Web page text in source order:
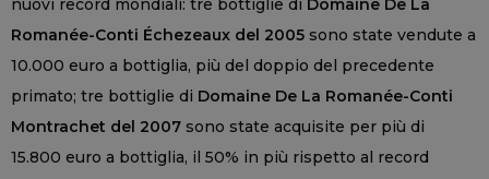
nuovi record mondiali: tre bottiglie di Domaine De La
Romanée-Conti Échezeaux del 2005 sono state vendute a
10.000 euro a bottiglia, più del doppio del precedente
primato; tre bottiglie di Domaine De La Romanée-Conti
Montrachet del 2007 sono state acquisite per più di
15.800 euro a bottiglia, il 50% in più rispetto al record